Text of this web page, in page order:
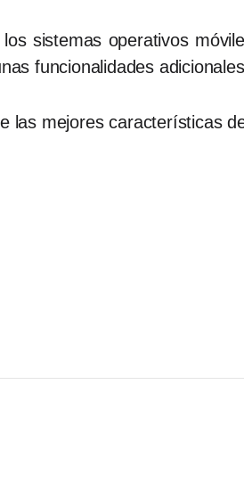
sistemas operativos
funcionalidades
las mejores características